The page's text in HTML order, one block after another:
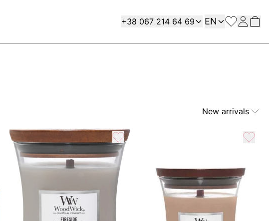
Contact
+38 067 214 64 69 Language
EN
New arrivals